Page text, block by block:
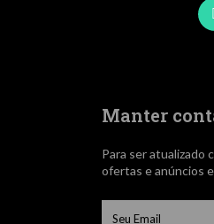
Manter
Para ser atualizado
ofertas e anúncios